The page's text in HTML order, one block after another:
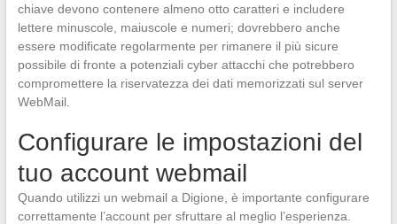
chiave devono contenere almeno otto caratteri e includere
lettere minuscole, maiuscole e numeri; dovrebbero anche
essere modificate regolarmente per rimanere il più sicure
possibile di fronte a potenziali cyber attacchi che potrebbero
compromettere la riservatezza dei dati memorizzati sul server
WebMail.
Configurare le impostazioni del
tuo account webmail
Quando utilizzi un webmail a Digione, è importante configurare
correttamente l’account per sfruttare al meglio l’esperienza.